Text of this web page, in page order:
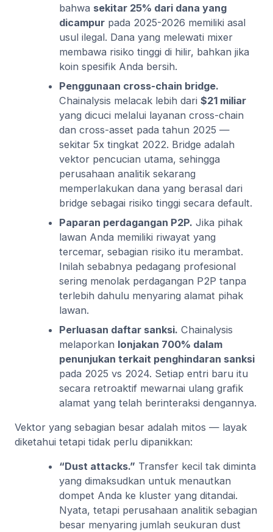
bahwa sekitar 25% dari dana yang
dicampurpada 2025-2026 memiliki asal
usul ilegal. Dana yang melewati mixer
membawa risiko tinggi di hilir, bahkan jika
koin spesifik Anda bersih.
Penggunaan cross-chain bridge.
Chainalysis melacak lebih dari $21 miliar
yang dicuci melalui layanan cross-chain
dan cross-asset pada tahun 2025 —
sekitar 5x tingkat 2022. Bridge adalah
vektor pencucian utama, sehingga
perusahaan analitik sekarang
memperlakukan dana yang berasal dari
bridge sebagai risiko tinggi secara default.
Paparan perdagangan P2P. Jika pihak
lawan Anda memiliki riwayat yang
tercemar, sebagian risiko itu merambat.
Inilah sebabnya pedagang profesional
sering menolak perdagangan P2P tanpa
terlebih dahulu menyaring alamat pihak
lawan.
Perluasan daftar sanksi. Chainalysis
melaporkan lonjakan 700% dalam
penunjukan terkait penghindaran sanksi
pada 2025 vs 2024. Setiap entri baru itu
secara retroaktif mewarnai ulang grafik
alamat yang telah berinteraksi dengannya.
Vektor yang sebagian besar adalah mitos — layak
diketahui tetapi tidak perlu dipanikkan:
“Dust attacks.” Transfer kecil tak diminta
yang dimaksudkan untuk menautkan
dompet Anda ke kluster yang ditandai.
Nyata, tetapi perusahaan analitik sebagian
besar menyaring jumlah seukuran dust